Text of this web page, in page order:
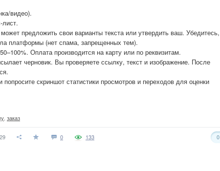
видео).
предложить свои варианты текста или утвердить ваш. Убедитесь,
платформы (нет спама, запрещенных тем).
Оплата производится на карту или по реквизитам.
черновик. Вы проверяете ссылку, текст и изображение. После
попросите скриншот статистики просмотров и переходов для оценки
заказ
0 0
133